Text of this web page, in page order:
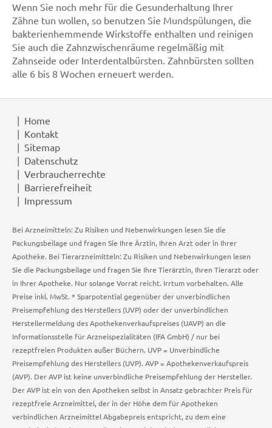
Wenn Sie noch mehr für die Gesunderhaltung Ihrer
Zähne tun wollen, so benutzen Sie Mundspülungen, die
bakterienhemmende Wirkstoffe enthalten und reinigen
Sie auch die Zahnzwischenräume regelmäßig mit
Zahnseide oder Interdentalbürsten. Zahnbürsten sollten
alle 6 bis 8 Wochen erneuert werden.
Home
Kontakt
Sitemap
Datenschutz
Verbraucherrechte
Barrierefreiheit
Impressum
Bei Arzneimitteln: Zu Risiken und Nebenwirkungen lesen Sie die
Packungsbeilage und fragen Sie Ihre Ärztin, Ihren Arzt oder in Ihrer
Apotheke. Bei Tierarzneimitteln: Zu Risiken und Nebenwirkungen lesen
Sie die Packungsbeilage und fragen Sie Ihre Tierärztin, Ihren Tierarzt oder
in Ihrer Apotheke. Nur solange Vorrat reicht. Irrtum vorbehalten. Alle
Preise inkl. MwSt. * Sparpotential gegenüber der unverbindlichen
Preisempfehlung des Herstellers (UVP) oder der unverbindlichen
Herstellermeldung des Apothekenverkaufspreises (UAVP) an die
Informationsstelle für Arzneispezialitäten (IFA GmbH) / nur bei
rezeptfreien Produkten außer Büchern. UVP = Unverbindliche
Preisempfehlung des Herstellers (UVP). AVP = Apothekenverkaufspreis
(AVP). Der AVP ist keine unverbindliche Preisempfehlung der Hersteller.
Der AVP ist ein von den Apotheken selbst in Ansatz gebrachter Preis für
rezeptfreie Arzneimittel, der in der Höhe dem für Apotheken
verbindlichen Arzneimittel Abgabepreis entspricht, zu dem eine